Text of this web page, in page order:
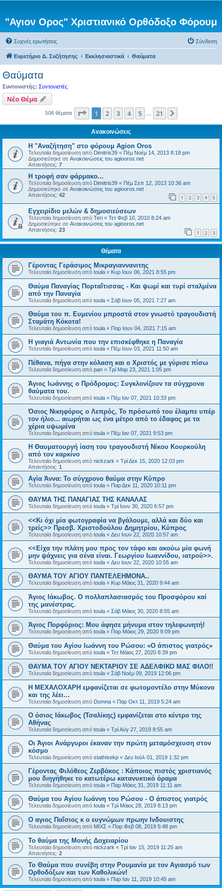
"Αγιον Ορος" Χριστιανικό Ορθόδοξο Φόρουμ
Συχνές ερωτήσεις Σύνδεση
Ευρετήριο Δ. Συζήτησης Εκκλησιαστικά Θαύματα
Θαύματα
Συντονιστής: Συντονιστές
Νέο Θέμα
506 θέματα Σελίδα από21
1 2 3 4 5 21
Ανακοινώσεις
Η "Αναζήτηση" στο φόρουμ Agion Oros
Τελευταία δημοσίευση από Dimitris39 « Πέμ Νοέμ 14, 2013 8:18 pm
Δημοσιεύτηκε σε Ανακοινώσεις του agiooros.net
Απαντήσεις: 7
H τροφή σαν φάρμακο...
Τελευταία δημοσίευση από Dimitris39 « Πέμ Σεπ 12, 2013 10:36 am
Δημοσιεύτηκε σε Ανακοινώσεις του agiooros.net
Απαντήσεις: 42 1 2 3 4 5
Εγχειρίδιο μελών & δημοσιεύσεων
Τελευταία δημοσίευση από Teri « Τετ Φεβ 10, 2010 8:24 am
Δημοσιεύτηκε σε Ανακοινώσεις του agiooros.net
Απαντήσεις: 23 1 2 3
Θέματα
Γέροντας Γεράσιμος Μικραγιαννανιτης
Τελευταία δημοσίευση από toula « Κυρ Ιουν 06, 2021 8:55 pm
Θαύμα Παναγίας Πορταΐτισσας - Και ψωμί και τυρί σταλμένα
από την Παναγία
Τελευταία δημοσίευση από toula « Σάβ Ιουν 05, 2021 7:27 am
Θαύμα του π. Ευμενίου μπροστά στον γνωστό τραγουδιστή
Σταμάτη Κόκοτα!
Τελευταία δημοσίευση από toula « Παρ Ιουν 04, 2021 7:15 am
Η γιαγιά Αντωνία που την επισκέφθηκε η Παναγία
Τελευταία δημοσίευση από toula « Πέμ Ιουν 03, 2021 11:50 am
Πέθανα, πήγα στην κόλαση και ο Χριστός με γύρισε πίσω
Τελευταία δημοσίευση από pan « Τρί Μαρ 23, 2021 1:05 pm
Άγιος Ιωάννης ο Πρόδρομος: Συγκλονίζουν τα σύγχρονα
θαύματα του.
Τελευταία δημοσίευση από toula « Πέμ Ιαν 07, 2021 10:33 pm
Όσιος Νικηφόρος ο Λεπρός, Το πρόσωπό του έλαμπε υπέρ
τον ήλιο... αιωρήται ως ένα μέτρο από το έδαφος με τα
χέρια υψωμένα
Τελευταία δημοσίευση από toula « Πέμ Ιαν 07, 2021 9:53 pm
Η Θαυματουργή ίαση του τραγουδιστή Νίκου Κουρκούλη
από τον καρκίνο
Τελευταία δημοσίευση από nickzark « Τρί Δεκ 15, 2020 12:03 pm
Απαντήσεις: 1
Αγία Άννα: Το σύγχρονο θαύμα στην Κύπρο
Τελευταία δημοσίευση από toula « Παρ Δεκ 11, 2020 10:11 pm
ΘΑΥΜΑ ΤΗΣ ΠΑΝΑΓΙΑΣ ΤΗΣ ΚΑΝΑΛΑΣ
Τελευταία δημοσίευση από toula « Τρί Ιουν 30, 2020 6:57 pm
<<Κι όχι μία φωτογραφία να βγάλουμε, αλλά και δύο και
τρείς>> Πρεσβ. Χριστοδούλου Δημητρίου, Κύπρος
Τελευταία δημοσίευση από toula « Δευ Ιουν 22, 2020 10:57 am
<<Είχα την πλάτη μου προς τον τάφο και ακούω μία φωνή
μην ψάχνεις για σένα είναι. Γεωργίου Ιωαννίδου, ιατρού>>.
Τελευταία δημοσίευση από toula « Δευ Ιουν 22, 2020 10:55 am
ΘΑΥΜΑ ΤΟΥ ΑΓΙΟΥ ΠΑΝΤΕΛΕΗΜΟΝΑ..
Τελευταία δημοσίευση από toula « Κυρ Μάιος 31, 2020 9:44 am
Άγιος Ιάκωβος. Ο πολλαπλασιασμός του Προσφόρου καί
της μανέστρας.
Τελευταία δημοσίευση από toula « Σάβ Μάιος 30, 2020 8:55 am
Άγιος Πορφύριος: Μου άφησε μήνυμα στον τηλεφωνητή!
Τελευταία δημοσίευση από toula « Παρ Μάιος 29, 2020 9:09 pm
Θαύμα του Αγίου Ιωάννη του Ρώσου: «Ο άπιστος γιατρός»
Τελευταία δημοσίευση από toula « Τετ Μάιος 27, 2020 8:39 pm
ΘΑΥΜΑ ΤΟΥ ΑΓΙΟΥ ΝΕΚΤΑΡΙΟΥ ΣΕ ΑΔΕΛΦΙΚΟ ΜΑΣ ΦΙΛΟ!!
Τελευταία δημοσίευση από toula « Σάβ Νοέμ 09, 2019 12:06 pm
Η ΜΕΧΑΛΟΧΑΡΗ εμφανίζεται σε φωτομοντέλο στην Μύκονο
και της λέει…
Τελευταία δημοσίευση από Domna « Παρ Οκτ 11, 2019 5:24 am
Ο όσιος Ιάκωβος (Τσαλίκης) εμφανίζεται στο κέντρο της
Αθήνας
Τελευταία δημοσίευση από toula « Τρί Αύγ 27, 2019 8:55 am
Οι Άγιοι Ανάργυροι έκαναν την πρώτη μεταμόσχευση στον
κόσμο
Τελευταία δημοσίευση από stathisekp « Δευ Ιούλ 01, 2019 1:32 pm
Γέροντας Φιλόθεος Ζερβάκος : Κάποιος πιστός χριστιανός
μου διηγήθηκε το κατωτέρω κατανυ­κτικό όραμα
Τελευταία δημοσίευση από toula « Παρ Μάιος 31, 2019 11:11 am
Θαύμα του Αγίου Ιωάννη του Ρώσου - Ο άπιστος γιατρός
Τελευταία δημοσίευση από toula « Τρί Μάιος 28, 2019 8:13 pm
Ο αγιος Παΐσιος κ ο ευγνώμων πρωην Ινδουιστης
Τελευταία δημοσίευση από ΜΙΧΣ « Παρ Φεβ 08, 2019 5:48 pm
Το θαύμα της Μονής Δοχειαρίου
Τελευταία δημοσίευση από nickzark « Τρί Ιαν 15, 2019 11:25 am
Απαντήσεις: 2
Το Θαύμα που συνέβη στην Ρουμανία με τον Αγιασμό των
Ορθοδόξων και των Καθολικών!
Τελευταία δημοσίευση από toula « Παρ Ιαν 11, 2019 10:45 am